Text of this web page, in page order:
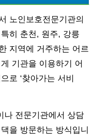
노인보호전문기관의
히 춘천, 원주, 강릉
지역에 거주하는 어르
기관을 이용하기 어
로 ‘찾아가는 서비
나 전문기관에서 상담
을 방문하는 방식입니